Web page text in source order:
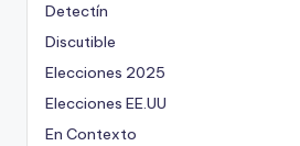
Detectín
Discutible
Elecciones 2025
Elecciones EE.UU
En Contexto